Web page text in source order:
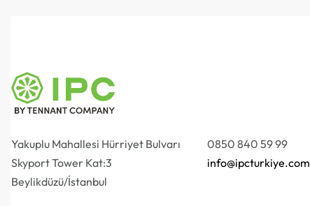
Yakuplu Mahallesi Hürriyet Bulvarı
Skyport Tower Kat:3
Beylikdüzü/İstanbul
0850 840 59 99
info@ipcturkiye.com